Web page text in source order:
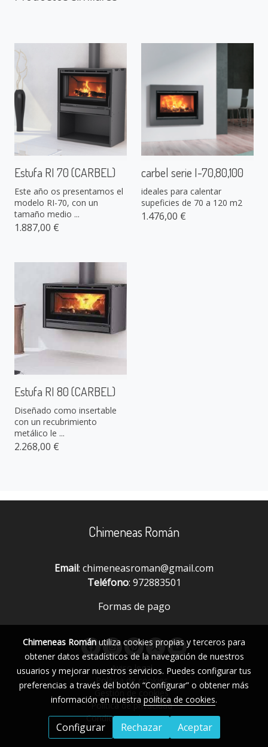
Estufa RI 70 (CARBEL)
Este año os presentamos el
modelo RI-70, con un
tamaño medio ...
1.887,00 €
carbel serie I-70,80,100
ideales para calentar
supeficies de 70 a 120 m2
1.476,00 €
Estufa RI 80 (CARBEL)
Diseñado como insertable
con un recubrimiento
metálico le ...
2.268,00 €
Chimeneas Román
Email: chimeneasroman@gmail.com
Teléfono: 972883501
Formas de pago
Aviso legal
Política de cookies
Gestión de cookies
Política de privacidad
Condiciones de compra
Chimeneas Román utiliza cookies propias y terceros para
obtener datos estadísticos de la navegación de nuestros
usuarios y mejorar nuestros servicios. Puedes configurar tus
preferencias a través del botón “Configurar” o obtener más
información en nuestra política de cookies.
Configurar Rechazar Aceptar